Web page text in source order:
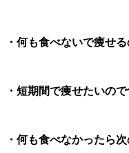
・何も食べないで痩せ
・短期間で痩せたいの
・何も食べなかったら